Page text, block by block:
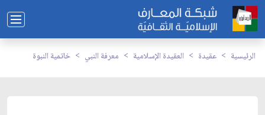
الرئيسية عقيدة العقيدة الإسلامية معرفة النبي خاتمية النبوة